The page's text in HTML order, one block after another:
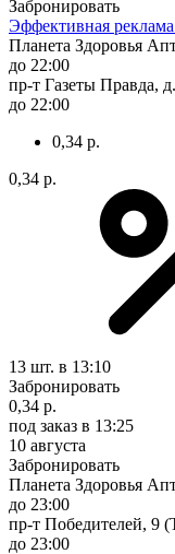
Забронировать
Эффективная реклама
Планета Здоровья
до 22:00
пр-т Газеты Правда,
до 22:00
0,34 р.
0,34 р.
13 шт. в 13:10
Забронировать
0,34 р.
под заказ в 13:25
10 августа
Забронировать
Планета Здоровья
до 23:00
пр-т Победителей, 9
до 23:00